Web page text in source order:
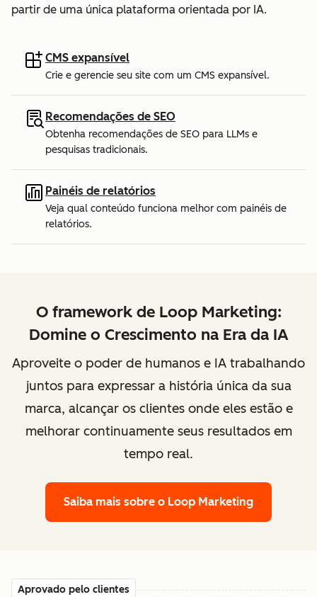
partir de uma única plataforma orientada por IA.
CMS expansível
Crie e gerencie seu site com um CMS expansível.
Recomendações de SEO
Obtenha recomendações de SEO para LLMs e
pesquisas tradicionais.
Painéis de relatórios
Veja qual conteúdo funciona melhor com painéis de
relatórios.
O framework de Loop Marketing:
Domine o Crescimento na Era da IA
Aproveite o poder de humanos e IA trabalhando
juntos para expressar a história única da sua
marca, alcançar os clientes onde eles estão e
melhorar continuamente seus resultados em
tempo real.
Saiba mais sobre o Loop Marketing
Aprovado pelo clientes